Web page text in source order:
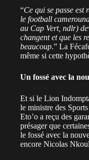
“Ce qui se passe
le football
au Cap Vert, ndlr)
changent et que les
beaucoup.” La
même si cette
Un fossé avec la
Et si le Lion
le ministre des
Eto’o a reçu des
présager que
le fossé avec la
encore Nicolas